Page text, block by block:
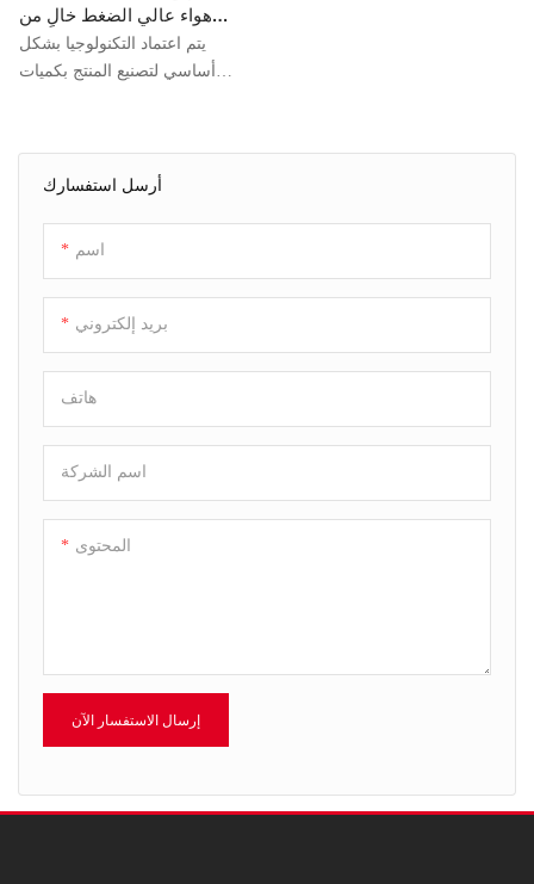
أرسل استفسارك
اسم
بريد إلكتروني
هاتف
اسم الشركة
المحتوى
إرسال الاستفسار الآن
هواء عالي الضغط خالٍ من
الزيت لخزان مياه الحيوانات
الأليفة والمشروبات والأدوية
يتم اعتماد التكنولوجيا بشكل
أساسي لتصنيع المنتج بكميات
يتمتع بتطبيق واسع ويمكن العثور
عليه في مجال (مجالات) وحدة